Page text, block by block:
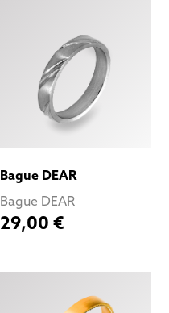
Bague DEAR
Bague DEAR
29,00 €